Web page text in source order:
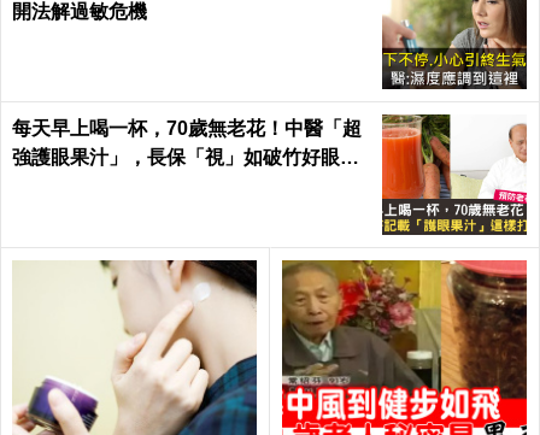
開法解過敏危機
每天早上喝一杯，70歲無老花！中醫「超
強護眼果汁」，長保「視」如破竹好眼力